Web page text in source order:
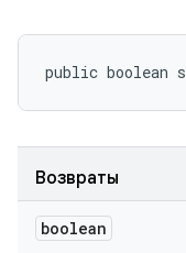
public boolean
Возвраты
boolean